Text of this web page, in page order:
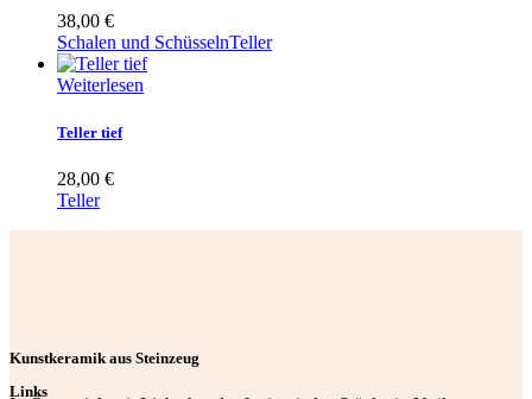
38,00 €
Schalen und SchüsselnTeller
Weiterlesen
Teller tief
28,00 €
Teller
Kunstkeramik aus Steinzeug
Links